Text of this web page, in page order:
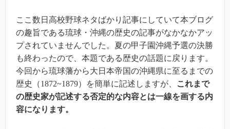
ここ数日高校野球ネタばかり記事にしていて本ブログ
の趣旨である琉球・沖縄の歴史の記事がなかなかアッ
プされていませんでした。夏の甲子園沖縄予選の決勝
も終わったので、本題である歴史の話題に戻ります。
今回から琉球藩から大日本帝国の沖縄県に至るまでの
歴史（1872~1879）を簡単に記述しますが、
これまで
の歴史家が記述する否定的な内容とは一線を画する内
容になります。